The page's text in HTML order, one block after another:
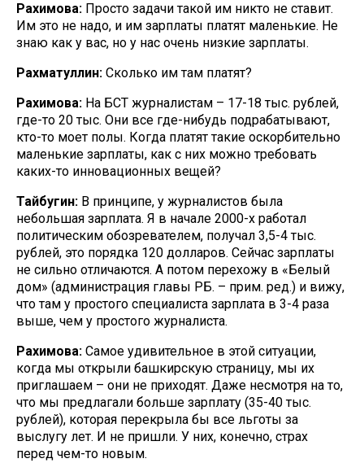
Рахимова: Просто задачи такой им никто не ставит.
Им это не надо, и им зарплаты платят маленькие. Не
знаю как у вас, но у нас очень низкие зарплаты.
Рахматуллин: Сколько им там платят?
Рахимова: На БСТ журналистам – 17-18 тыс. рублей,
где-то 20 тыс. Они все где-нибудь подрабатывают,
кто-то моет полы. Когда платят такие оскорбительно
маленькие зарплаты, как с них можно требовать
каких-то инновационных вещей?
Тайбугин: В принципе, у журналистов была
небольшая зарплата. Я в начале 2000-х работал
политическим обозревателем, получал 3,5-4 тыс.
рублей, это порядка 120 долларов. Сейчас зарплаты
не сильно отличаются. А потом перехожу в «Белый
дом» (администрация главы РБ. – прим. ред.) и вижу,
что там у простого специалиста зарплата в 3-4 раза
выше, чем у простого журналиста.
Рахимова: Самое удивительное в этой ситуации,
когда мы открыли башкирскую страницу, мы их
приглашаем – они не приходят. Даже несмотря на то,
что мы предлагали больше зарплату (35-40 тыс.
рублей), которая перекрыла бы все льготы за
выслугу лет. И не пришли. У них, конечно, страх
перед чем-то новым.